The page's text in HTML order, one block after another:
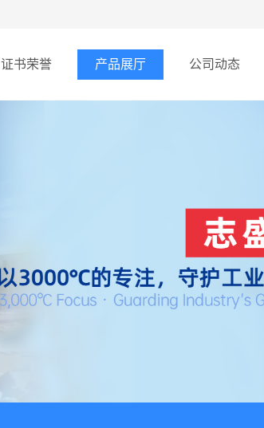
证书荣誉 产品展厅 公司动态